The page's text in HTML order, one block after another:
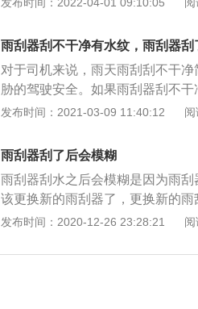
此觉得会更加模糊。当发生这种情
将油膜彻底洗掉，可以使用专用
再出现雨刮器刮了以后更模糊的情
发布时间：2022-04-01 09:10:05
雨刮器刮不干净有水纹，雨刮器刮
对于司机来说，雨天雨刮刮不干
胁的驾驶安全。如果雨刮器刮不
雨刮片的老化失效要进行更换，
清洗玻璃的特别容易产生油膜。如
清洗剂进行清洗。 如果是雨刮失
当的检查，看看是否有必要更换
在外面，遭受风吹日晒，常常会
不洁净就得看看是不是雨刮器硬化
发布时间：2021-03-09 11:40:12
雨刮器刮了后会模糊
雨刮器刮水之后会模糊是因为雨
该更换新的雨刮器了，更换新的
品，橡胶制品长时间使用会出现
水后就会导致挡风玻璃变模糊。
发布时间：2020-12-26 23:28:21